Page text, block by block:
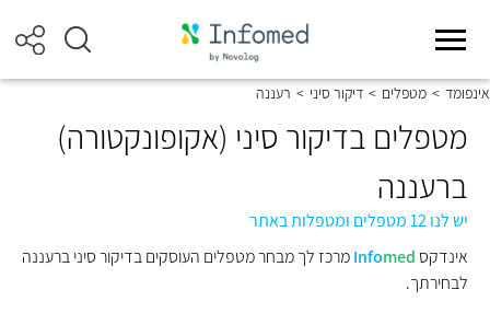
אינפומד > מטפלים > דיקור סיני > רעננה
מטפלים בדיקור סיני (אקופונקטורה)
ברעננה
יש לנו 12 מטפלים ומטפלות באתר
אינדקס
Infomed
מרכז לך מבחר מטפלים העוסקים בדיקור סיני ברעננה
לבחירתך.